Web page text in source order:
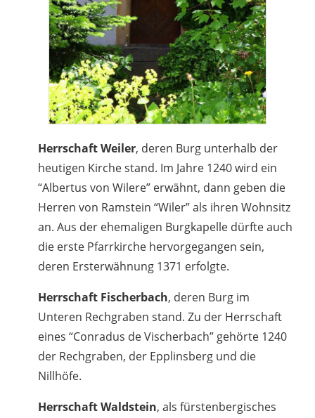
Herrschaft Weiler, deren Burg unterhalb der
heutigen Kirche stand. Im Jahre 1240 wird ein
“Albertus von Wilere” erwähnt, dann geben die
Herren von Ramstein “Wiler” als ihren Wohnsitz
an. Aus der ehemaligen Burgkapelle dürfte auch
die erste Pfarrkirche hervorgegangen sein,
deren Ersterwähnung 1371 erfolgte.
Herrschaft Fischerbach, deren Burg im
Unteren Rechgraben stand. Zu der Herrschaft
eines “Conradus de Vischerbach” gehörte 1240
der Rechgraben, der Epplinsberg und die
Nillhöfe.
Herrschaft Waldstein, als fürstenbergisches